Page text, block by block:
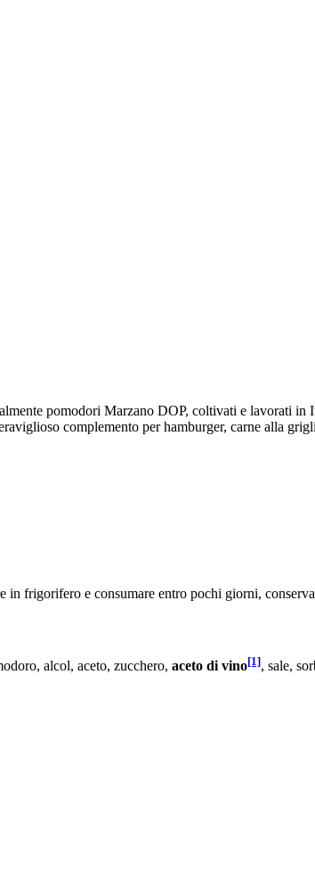
pomodori Marzano DOP, coltivati ​​e lavorati
complemento per hamburger, carne alla
in frigorifero e consumare entro pochi giorni,
alcol, aceto, zucchero, aceto di vino[1], sale,